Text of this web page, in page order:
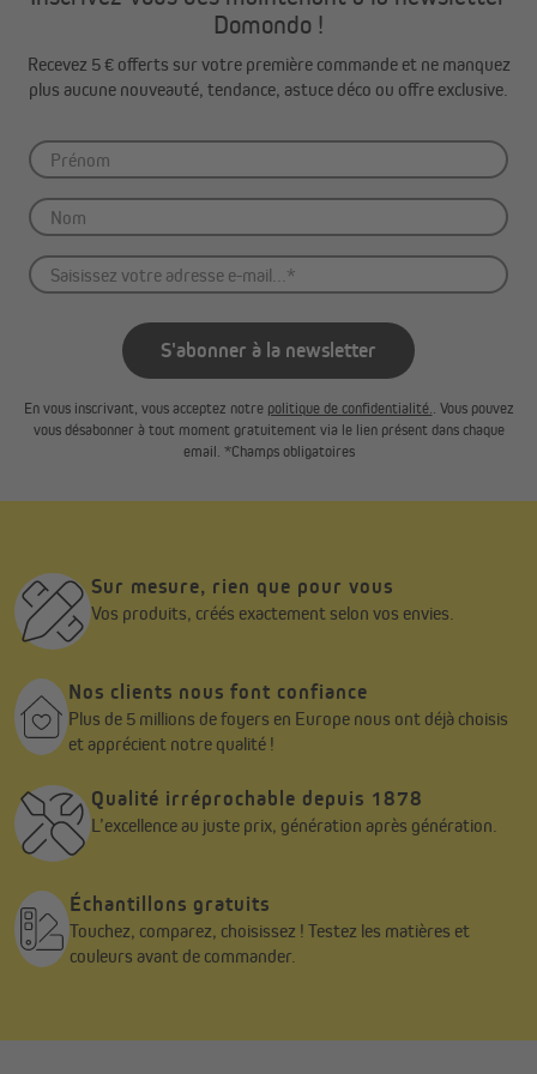
Veuillez noter que les stores en bambou sont fabriqués à
partir de matériaux naturels et peuvent donc présenter
des différences de qualité, d'apparence, de couleur, de
texture, de forme et de stabilité face aux rayons UV. Ces
caractéristiques ne peuvent être évitées et ne constituent
pas un motif de réclamation.
Protégez vos enfants
La sécurité de vos enfants nous tient à cœur ! Pour les stores en
bambou avec cordon de traction, la corde ne doit pas être à
avec un clip de sécurité. C'est pourquoi chacun de nos stores en
Domondo !
Recevez 5 € offerts sur votre première commande et ne manquez
plus aucune nouveauté, tendance, astuce déco ou offre exclusive.
S'abonner à la newsletter
En vous inscrivant, vous acceptez notre politique de confidentialité.. Vous pouvez
vous désabonner à tout moment gratuitement via le lien présent dans chaque
email. *Champs obligatoires
Sur mesure, rien que pour vous
Vos produits, créés exactement selon vos envies.
Nos clients nous font confiance
Plus de 5 millions de foyers en Europe nous ont déjà choisis
et apprécient notre qualité !
Qualité irréprochable depuis 1878
L’excellence au juste prix, génération après génération.
Échantillons gratuits
Touchez, comparez, choisissez ! Testez les matières et
couleurs avant de commander.